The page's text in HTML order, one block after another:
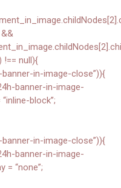
&&
!== null){
in-image-close”)){
banner-in-image-
block”;
in-image-close”)){
banner-in-image-
= “none”;